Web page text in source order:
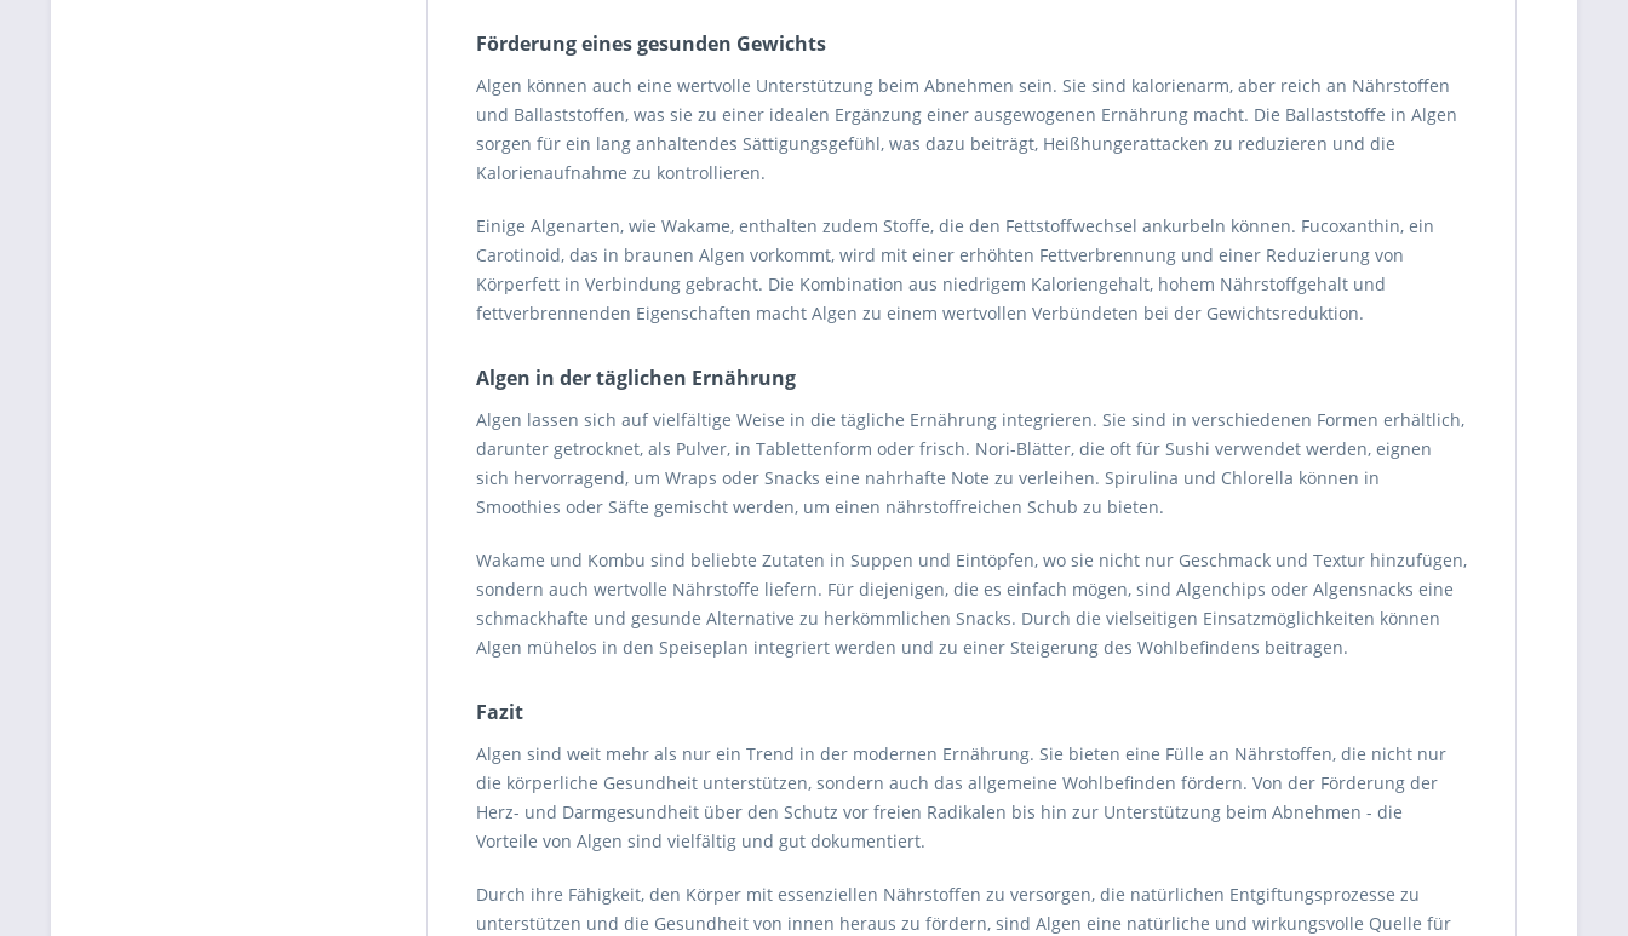
Förderung eines gesunden Gewichts
Algen können auch eine wertvolle Unterstützung beim Abnehmen sein. Sie sind kalorienarm, aber reich an Nährstoffen
und Ballaststoffen, was sie zu einer idealen Ergänzung einer ausgewogenen Ernährung macht. Die Ballaststoffe in Algen
sorgen für ein lang anhaltendes Sättigungsgefühl, was dazu beiträgt, Heißhungerattacken zu reduzieren und die
Kalorienaufnahme zu kontrollieren.
Einige Algenarten, wie Wakame, enthalten zudem Stoffe, die den Fettstoffwechsel ankurbeln können. Fucoxanthin, ein
Carotinoid, das in braunen Algen vorkommt, wird mit einer erhöhten Fettverbrennung und einer Reduzierung von
Körperfett in Verbindung gebracht. Die Kombination aus niedrigem Kaloriengehalt, hohem Nährstoffgehalt und
fettverbrennenden Eigenschaften macht Algen zu einem wertvollen Verbündeten bei der Gewichtsreduktion.
Algen in der täglichen Ernährung
Algen lassen sich auf vielfältige Weise in die tägliche Ernährung integrieren. Sie sind in verschiedenen Formen erhältlich,
darunter getrocknet, als Pulver, in Tablettenform oder frisch. Nori-Blätter, die oft für Sushi verwendet werden, eignen
sich hervorragend, um Wraps oder Snacks eine nahrhafte Note zu verleihen. Spirulina und Chlorella können in
Smoothies oder Säfte gemischt werden, um einen nährstoffreichen Schub zu bieten.
Wakame und Kombu sind beliebte Zutaten in Suppen und Eintöpfen, wo sie nicht nur Geschmack und Textur hinzufügen,
sondern auch wertvolle Nährstoffe liefern. Für diejenigen, die es einfach mögen, sind Algenchips oder Algensnacks eine
schmackhafte und gesunde Alternative zu herkömmlichen Snacks. Durch die vielseitigen Einsatzmöglichkeiten können
Algen mühelos in den Speiseplan integriert werden und zu einer Steigerung des Wohlbefindens beitragen.
Fazit
Algen sind weit mehr als nur ein Trend in der modernen Ernährung. Sie bieten eine Fülle an Nährstoffen, die nicht nur
die körperliche Gesundheit unterstützen, sondern auch das allgemeine Wohlbefinden fördern. Von der Förderung der
Herz- und Darmgesundheit über den Schutz vor freien Radikalen bis hin zur Unterstützung beim Abnehmen - die
Vorteile von Algen sind vielfältig und gut dokumentiert.
Durch ihre Fähigkeit, den Körper mit essenziellen Nährstoffen zu versorgen, die natürlichen Entgiftungsprozesse zu
unterstützen und die Gesundheit von innen heraus zu fördern, sind Algen eine natürliche und wirkungsvolle Quelle für